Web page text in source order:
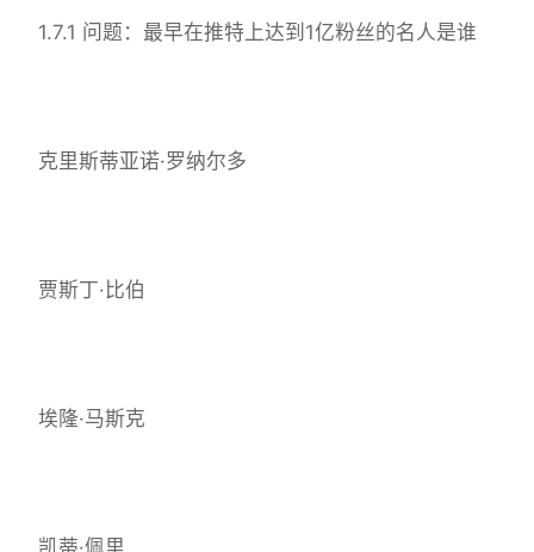
1.7.1 问题：最早在推特上达到1亿粉丝的名人是谁
克里斯蒂亚诺·罗纳尔多
贾斯丁·比伯
埃隆·马斯克
凯蒂·佩里